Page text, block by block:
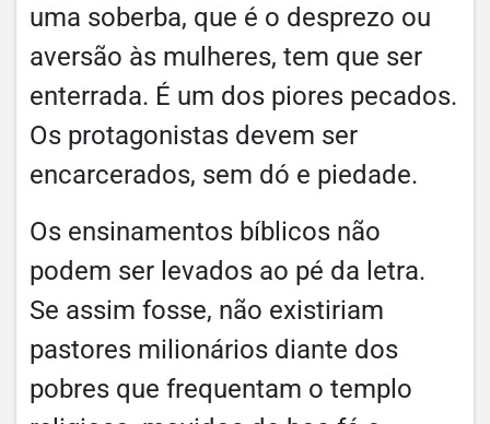
uma soberba, que é o desprezo ou
aversão às mulheres, tem que ser
enterrada. É um dos piores pecados.
Os protagonistas devem ser
encarcerados, sem dó e piedade.
Os ensinamentos bíblicos não
podem ser levados ao pé da letra.
Se assim fosse, não existiriam
pastores milionários diante dos
pobres que frequentam o templo